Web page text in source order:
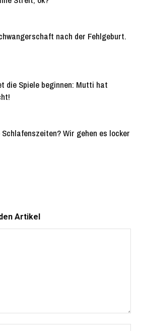
nach der Fehlgeburt.
die Spiele beginnen: Mutti hat
Schlafenszeiten? Wir gehen es locker
Artikel